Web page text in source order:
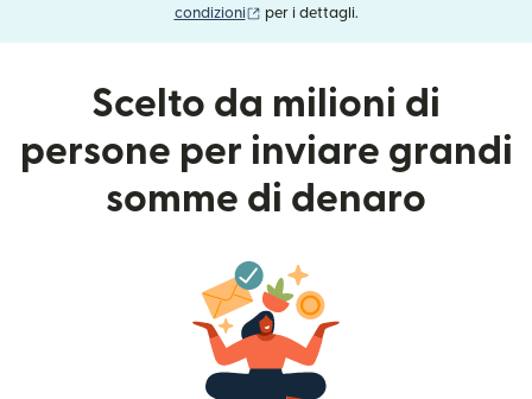
condizioni
(si apre in una nuova finestra)
per i dettagli.
Scelto da milioni di
persone per inviare grandi
somme di denaro